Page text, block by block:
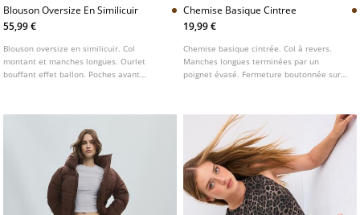
Blouson Oversize En Similicuir
55,99 €
Blouson oversize en similicuir. Col
montant et manches longues. Ourlet
bouffant effet ballon. Poches avant
sur les épaules.
Chemise Basique Cintree
19,99 €
Chemise basique cintrée. Col à revers.
Manches longues terminées par un
poignet évasé. Fermeture boutonnée sur